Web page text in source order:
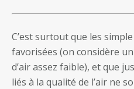
C’est surtout que les
favorisées (on considère
d’air assez faible), et que
liés à la qualité de l’air ne